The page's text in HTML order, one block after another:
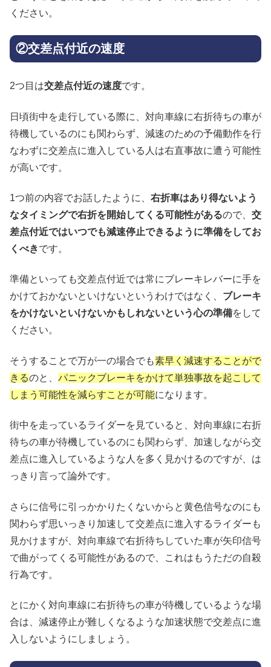
ください。
②交差点付近の速度
2つ目は交差点付近の速度です。
日頃街中を走行している際に、対向車線に右折待ちの車が
待機しているのにも関わらず、減速のための予備動作を行
なわずに交差点に進入している人は右直事故に遭う可能性
が高いです。
1つ前の内容でお話したように、 右折車はあり得ないよう
なタイミングで右折を開始してくる可能性があるので、 交
差点付近ではいつでも減速停止できるように準備をしてお
くべきです。
準備といっても交差点付近では常にブレーキレバーに手を
かけておかないといけないというわけではなく、 ブレーキ
をかけないといけないかもしれないという心の準備をして
ください。
そうすることで万が一の場合でも素早く減速することがで
きるのと、 パニックブレーキをかけて単独事故を起こして
しまう可能性を減らすことが可能になります。
街中を走っているライダーを見ていると、対向車線に右折
待ちの車が待機しているのにも関わらず、加速しながら交
差点に進入しているような人を多く見かけるのですが、は
っきり言って論外です。
さらに信号に引っかかりたくないからと黄色信号なのにも
関わらず思いっきり加速して交差点に進入するライダーも
見かけますが、対向車線で右折待ちしていた車が矢印信号
で曲がってくる可能性があるので、これはもうただの自殺
行為です。
とにかく対向車線に右折待ちの車が待機しているような場
合は、減速停止が難しくなるような加速状態で交差点に進
入しないようにしましょう。